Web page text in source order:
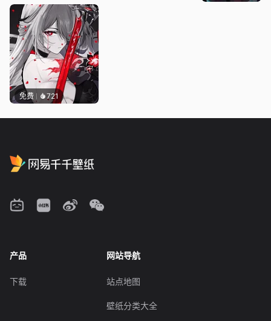
免费 721
产品
下载
网站导航
站点地图
壁纸分类大全